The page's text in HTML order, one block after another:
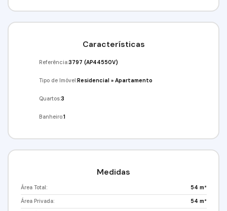
Características
Referência:3797 (AP44550V)
Tipo de Imóvel:Residencial »Apartamento
Quartos:3
Banheiro:1
Medidas
Área Total: 54 m²
Área Privada: 54 m²